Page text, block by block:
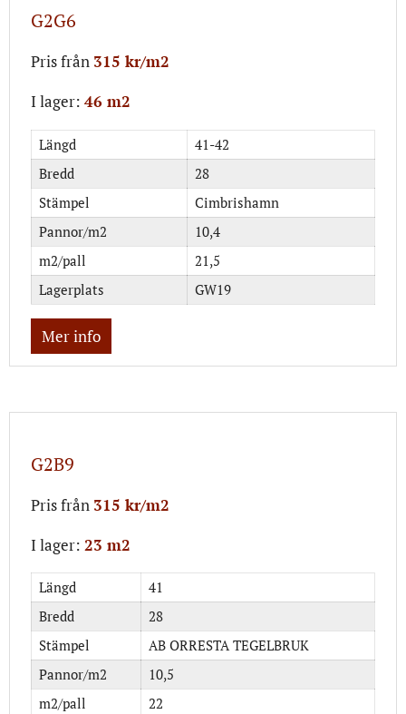
G2G6
Pris från 315 kr/m2
I lager: 46 m2
Längd
41-42
Bredd
28
Stämpel
Cimbrishamn
Pannor/m2
10,4
m2/pall
21,5
Lagerplats
GW19
Mer info
G2B9
Pris från 315 kr/m2
I lager: 23 m2
Längd
41
Bredd
28
Stämpel
AB ORRESTA TEGELBRUK
Pannor/m2
10,5
m2/pall
22